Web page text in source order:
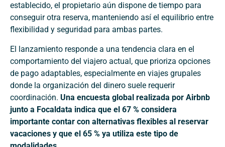
establecido, el propietario aún dispone de tiempo para
conseguir otra reserva, manteniendo así el equilibrio entre
flexibilidad y seguridad para ambas partes.
El lanzamiento responde a una tendencia clara en el
comportamiento del viajero actual, que prioriza opciones
de pago adaptables, especialmente en viajes grupales
donde la organización del dinero suele requerir
coordinación. Una encuesta global realizada por Airbnb
junto a Focaldata indica que el 67 % considera
importante contar con alternativas flexibles al reservar
vacaciones y que el 65 % ya utiliza este tipo de